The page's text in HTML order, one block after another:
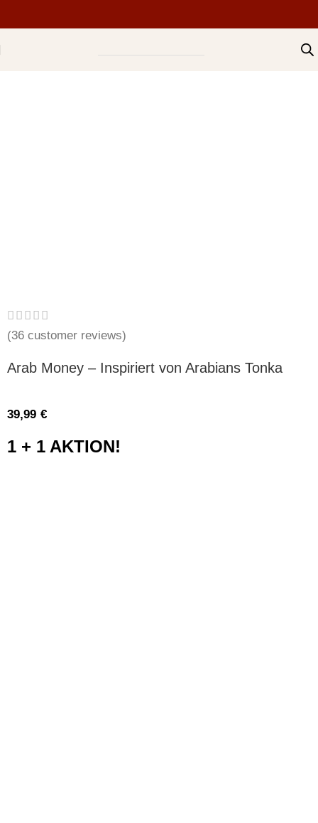
(36 customer reviews)
Arab Money – Inspiriert von Arabians Tonka
39,99 €
1 + 1 AKTION!